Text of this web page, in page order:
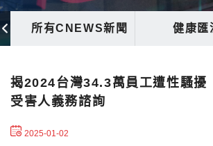
所有CNEWS新聞 健康匯
揭2024台灣34.3萬員工遭性騷
受害人義務諮詢
2025-01-02